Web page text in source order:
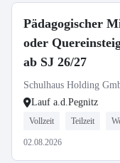
Pädagogischer
oder
ab SJ 26/27
Schulhaus Holding
Lauf a.d.Pegnitz
Vollzeit Teilzeit
02.08.2026